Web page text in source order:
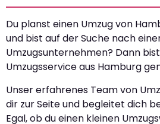
Du planst einen Umzug von
und bist auf der Suche nach
Umzugsunternehmen? Dann
Umzugsservice aus Hamburg
Unser erfahrenes Team von
dir zur Seite und begleitet dich
Egal, ob du einen kleinen